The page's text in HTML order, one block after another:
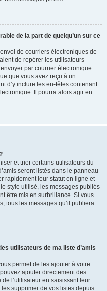
de la part de quelqu’un sur ce
de courriers électroniques de
de repérer les utilisateurs
par courrier électronique
que vous avez reçu à un
d’y inclure les en-têtes contenant
Il pourra alors agir en
et trier certains utilisateurs du
seront listés dans le panneau
rapidement leur statut en ligne et
style utilisé, les messages publiés
être mis en surbrillance. Si vous
tous les messages qu’il publiera
utilisateurs de ma liste d’amis
permet de les ajouter à votre
ajouter directement des
l’utilisateur en saisissant leur
supprimer de vos listes depuis